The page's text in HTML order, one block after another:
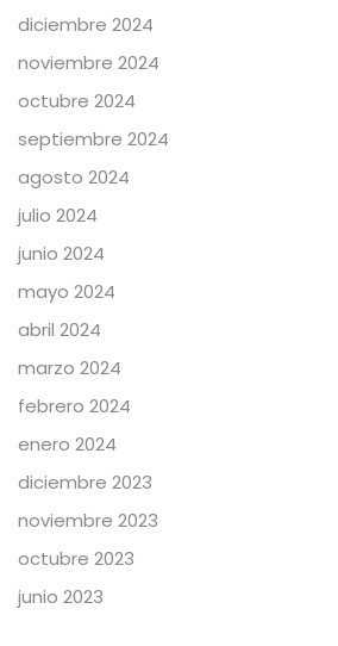
diciembre 2024
noviembre 2024
octubre 2024
septiembre 2024
agosto 2024
julio 2024
junio 2024
mayo 2024
abril 2024
marzo 2024
febrero 2024
enero 2024
diciembre 2023
noviembre 2023
octubre 2023
junio 2023